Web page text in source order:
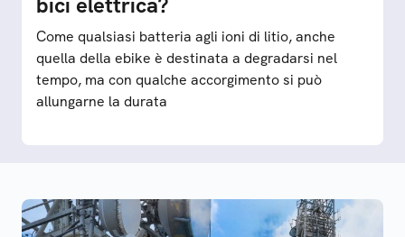
Come qualsiasi batteria agli ioni di litio, anche
quella della ebike è destinata a degradarsi nel
tempo, ma con qualche accorgimento si può
allungarne la durata